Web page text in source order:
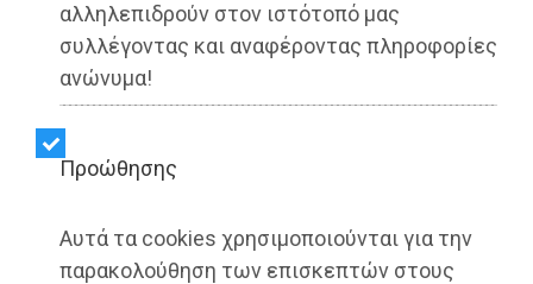
αλληλεπιδρούν στον ιστότοπό μας
συλλέγοντας και αναφέροντας πληροφορίες
ανώνυμα!
Προώθησης
Αυτά τα cookies χρησιμοποιούνται για την
παρακολούθηση των επισκεπτών στους
Dimotisnews | 20/01/2026 - 15:33
▶️ Ακούστε το κείμενο